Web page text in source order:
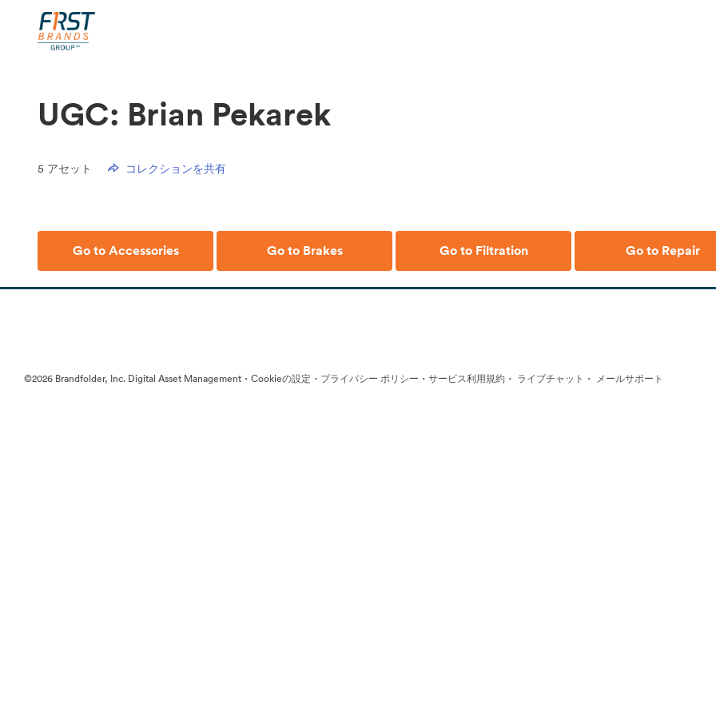
UGC: Brian Pekarek
5 アセット コレクションを共有
Go to Accessories Go to Brakes Go to Filtration Go to Repair
©2026 Brandfolder, Inc. Digital Asset Management · Cookieの設定 · プライバシー ポリシー · サービス利用規約 · ライブチャット · メールサポート